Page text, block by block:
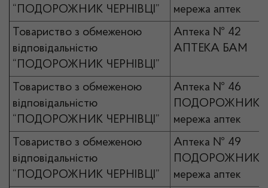
“ПОДОРОЖНИК ЧЕРНІВЦІ”
мережа аптек
Товариство з обмеженою
відповідальністю
“ПОДОРОЖНИК ЧЕРНІВЦІ”
Аптека № 42
АПТЕКА БАМ
Товариство з обмеженою
відповідальністю
“ПОДОРОЖНИК ЧЕРНІВЦІ”
Аптека № 46
ПОДОРОЖНИК
мережа аптек
Товариство з обмеженою
відповідальністю
“ПОДОРОЖНИК ЧЕРНІВЦІ”
Аптека № 49
ПОДОРОЖНИК
мережа аптек